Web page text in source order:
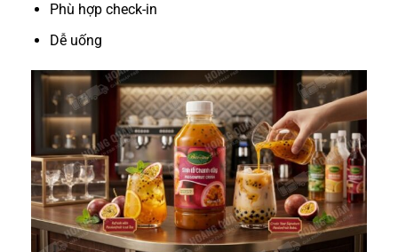
Phù hợp check-in
Dễ uống